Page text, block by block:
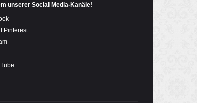
70 hellbraun
unserer Social Media-Kanäle!
Pinterest